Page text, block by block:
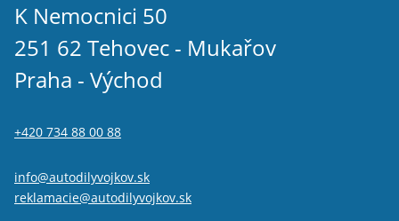
K Nemocnici 50
251 62 Tehovec - Mukařov
Praha - Východ
+420 734 88 00 88
info@autodilyvojkov.sk
reklamacie@autodilyvojkov.sk